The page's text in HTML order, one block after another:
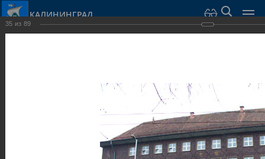
КАЛИНИНГРАД
Достопримечательности
Общественные здания и сооружения
35 из 89